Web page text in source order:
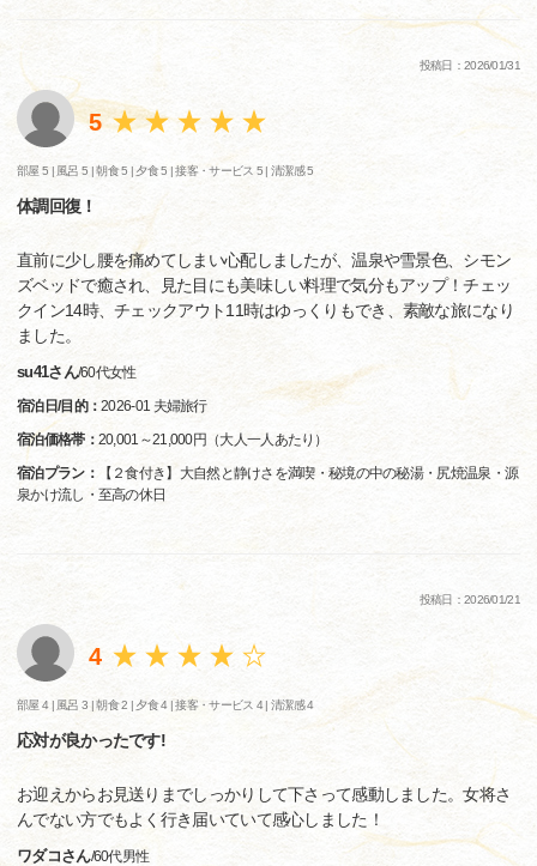
投稿日：2026/01/31
5
部屋 5 | 風呂 5 |朝食 5 | 夕食 5 |接客・サービス 5 |清潔感 5
体調回復！
直前に少し腰を痛めてしまい心配しましたが、温泉や雪景色、シモン
ズベッドで癒され、見た目にも美味しい料理で気分もアップ！チェッ
クイン14時、チェックアウト11時はゆっくりもでき、素敵な旅になり
ました。
su41さん/60代女性
宿泊日/目的：2026-01 夫婦旅行
宿泊価格帯： 20,001～21,000円（大人一人あたり）
宿泊プラン：
【２食付き】大自然と静けさを満喫・秘境の中の秘湯・尻焼温泉・源
泉かけ流し・至高の休日
投稿日：2026/01/21
4
部屋 4 | 風呂 3 |朝食 2 | 夕食 4 |接客・サービス 4 |清潔感 4
応対が良かったです!
お迎えからお見送りまでしっかりして下さって感動しました。女将さ
んでない方でもよく行き届いていて感心しました！
ワダコさん/60代男性